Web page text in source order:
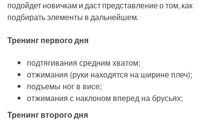
подойдет новичкам и даст представление о том, как
подбирать элементы в дальнейшем.
Тренинг первого дня
подтягивания средним хватом;
отжимания (руки находятся на ширине плеч);
подъемы ног в висе;
отжимания с наклоном вперед на брусьях;
Тренинг второго дня